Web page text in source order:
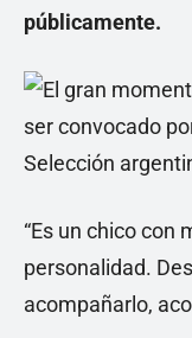
públicamente.
“Es un chico con
personalidad.
acompañarlo,